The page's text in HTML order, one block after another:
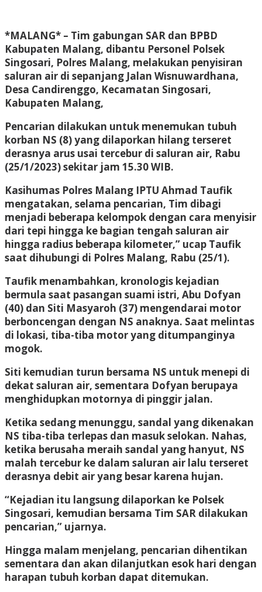
*MALANG* – Tim gabungan SAR dan BPBD
Kabupaten Malang, dibantu Personel Polsek
Singosari, Polres Malang, melakukan penyisiran
saluran air di sepanjang Jalan Wisnuwardhana,
Desa Candirenggo, Kecamatan Singosari,
Kabupaten Malang,
Pencarian dilakukan untuk menemukan tubuh
korban NS (8) yang dilaporkan hilang terseret
derasnya arus usai tercebur di saluran air, Rabu
(25/1/2023) sekitar jam 15.30 WIB.
Kasihumas Polres Malang IPTU Ahmad Taufik
mengatakan, selama pencarian, Tim dibagi
menjadi beberapa kelompok dengan cara menyisir
dari tepi hingga ke bagian tengah saluran air
hingga radius beberapa kilometer,” ucap Taufik
saat dihubungi di Polres Malang, Rabu (25/1).
Taufik menambahkan, kronologis kejadian
bermula saat pasangan suami istri, Abu Dofyan
(40) dan Siti Masyaroh (37) mengendarai motor
berboncengan dengan NS anaknya. Saat melintas
di lokasi, tiba-tiba motor yang ditumpanginya
mogok.
Siti kemudian turun bersama NS untuk menepi di
dekat saluran air, sementara Dofyan berupaya
menghidupkan motornya di pinggir jalan.
Ketika sedang menunggu, sandal yang dikenakan
NS tiba-tiba terlepas dan masuk selokan. Nahas,
ketika berusaha meraih sandal yang hanyut, NS
malah tercebur ke dalam saluran air lalu terseret
derasnya debit air yang besar karena hujan.
“Kejadian itu langsung dilaporkan ke Polsek
Singosari, kemudian bersama Tim SAR dilakukan
pencarian,” ujarnya.
Hingga malam menjelang, pencarian dihentikan
sementara dan akan dilanjutkan esok hari dengan
harapan tubuh korban dapat ditemukan.